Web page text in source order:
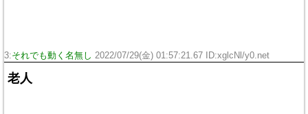
3:それでも動く名無し 2022/07/29(金) 01:57:21.67 ID:xglcNl/y0.net
老人